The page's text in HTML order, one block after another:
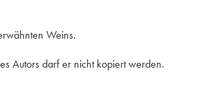
Weins.
Autors darf er nicht kopiert werden.